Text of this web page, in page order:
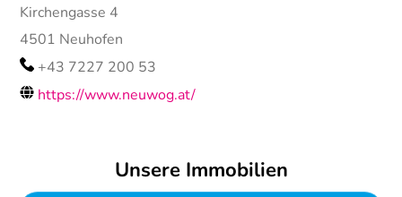
Kirchengasse 4
4501 Neuhofen
+43 7227 200 53
https://www.neuwog.at/
Unsere Immobilien